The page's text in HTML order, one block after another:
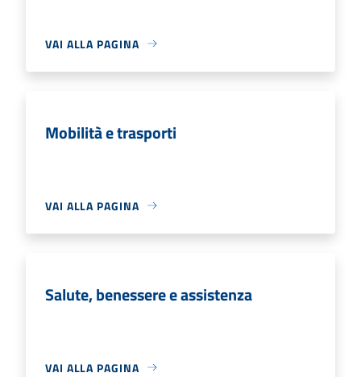
VAI ALLA PAGINA
Mobilità e trasporti
VAI ALLA PAGINA
Salute, benessere e assistenza
VAI ALLA PAGINA